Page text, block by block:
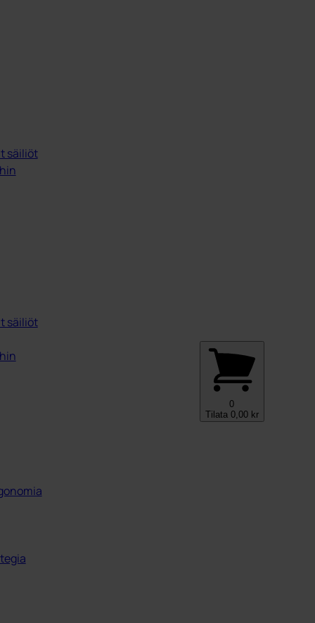
säiliöt
säiliöt
0
Tilata 0,00 kr